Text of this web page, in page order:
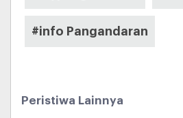
#info Pangandaran
Peristiwa Lainnya